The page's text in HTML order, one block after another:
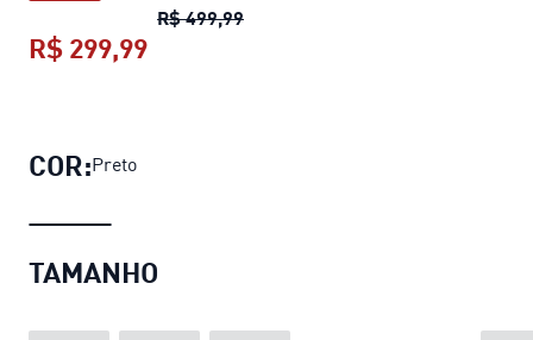
R$ 499,99Chuteira Futsal TRUCO III
R$ 299,99
COR:Preto
TAMANHO